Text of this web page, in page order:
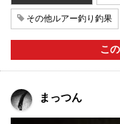
その他ルアー釣り釣果
こ
まっつん